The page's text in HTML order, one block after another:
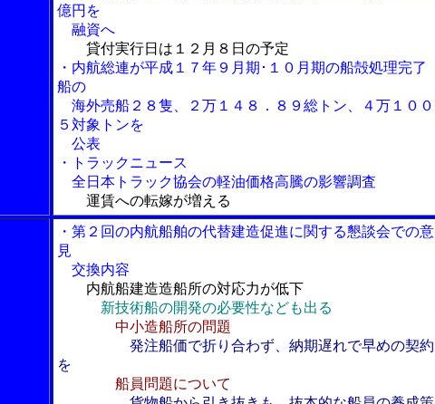
億円を
融資へ
貸付実行日は１２月８日の予定
・内航総連が平成１７年９月期･１０月期の船殻処理完了
船の
海外売船２８隻、２万１４８．８９総トン、４万１００
５対象トンを
公表
・トラックニュース
全日本トラック協会の軽油価格高騰の影響調査
運賃への転嫁が増える
・第２回の内航船舶の代替建造促進に関する懇談会での意
見
交換内容
内航船建造造船所の対応力が低下
新技術船の開発の必要性なども出る
中小造船所の問題
発注船価で折り合わず、納期遅れで早めの契約
を
船員問題について